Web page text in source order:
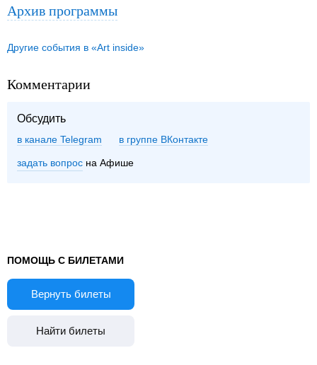
Архив программы
Другие события в «Art inside»
Комментарии
Обсудить
в канале Telegram группе ВКонтакте
задать вопрос на Афише
ПОМОЩЬ С БИЛЕТАМИ
Вернуть билеты
Найти билеты